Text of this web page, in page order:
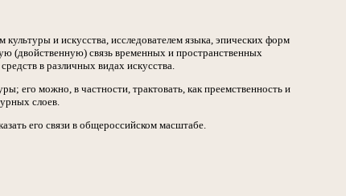
и искусства, исследователем языка, эпических форм
(двойственную) связь временных и пространственных
в различных видах искусства.
его можно, в частности, трактовать, как преемственность и
слоев.
его связи в общероссийском масштабе.